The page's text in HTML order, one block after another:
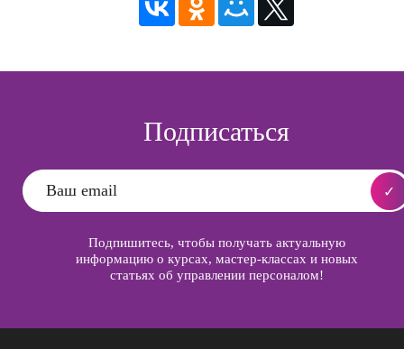
Подписаться
Подпишитесь, чтобы получать актуальную
информацию о курсах, мастер-классах и новых
статьях об управлении персоналом!